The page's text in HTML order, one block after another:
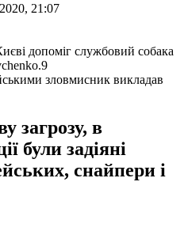
21:07
зловмисник викладав
загрозу, в
були задіяні
снайпери і